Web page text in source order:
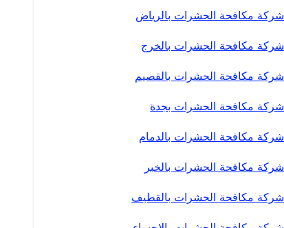
شركة مكافحة الحشرات بالرياض
شركة مكافحة الحشرات بالخرج
شركة مكافحة الحشرات بالقصيم
شركة مكافحة الحشرات بجدة
شركة مكافحة الحشرات بالدمام
شركة مكافحة الحشرات بالخبر
شركة مكافحة الحشرات بالقطيف